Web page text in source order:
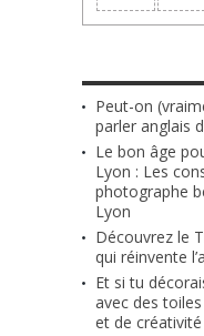
Peut-on
parler anglais
Le bon âge
Lyon : Les
photographe
Lyon
Découvrez le
qui réinvente
Et si tu
avec des
et de créativité